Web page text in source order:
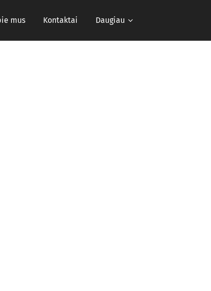
mus Kontaktai Daugiau